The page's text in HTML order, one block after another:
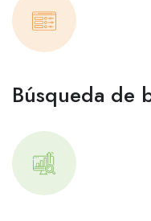
Búsqueda de